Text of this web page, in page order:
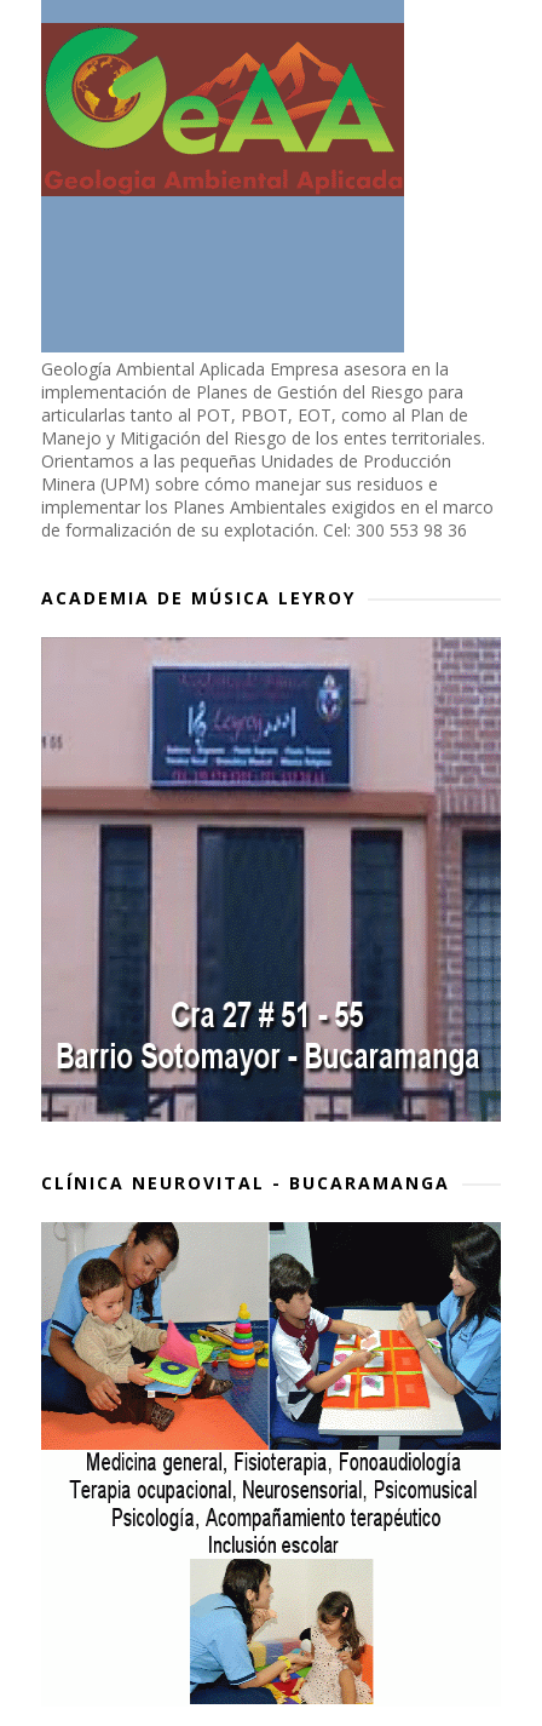
Geología Ambiental Aplicada Empresa asesora en la
implementación de Planes de Gestión del Riesgo para
articularlas tanto al POT, PBOT, EOT, como al Plan de
Manejo y Mitigación del Riesgo de los entes territoriales.
Orientamos a las pequeñas Unidades de Producción
Minera (UPM) sobre cómo manejar sus residuos e
implementar los Planes Ambientales exigidos en el marco
de formalización de su explotación. Cel: 300 553 98 36
ACADEMIA DE MÚSICA LEYROY
CLÍNICA NEUROVITAL - BUCARAMANGA